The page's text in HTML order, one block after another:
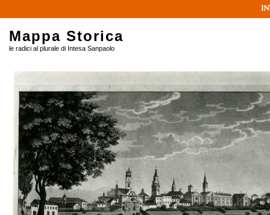
Mappa Storica
le radici al plurale di Intesa Sanpaolo